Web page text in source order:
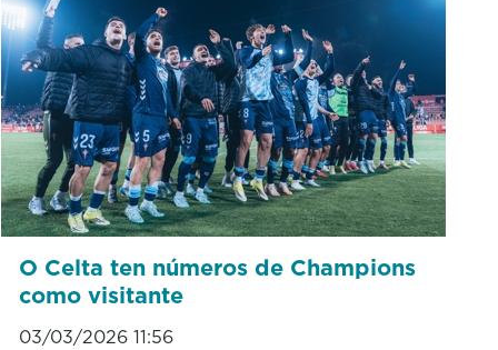
O Celta ten números de Champions
como visitante
03/03/2026 11:56